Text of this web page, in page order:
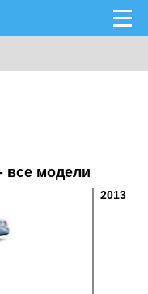
все модели
2013